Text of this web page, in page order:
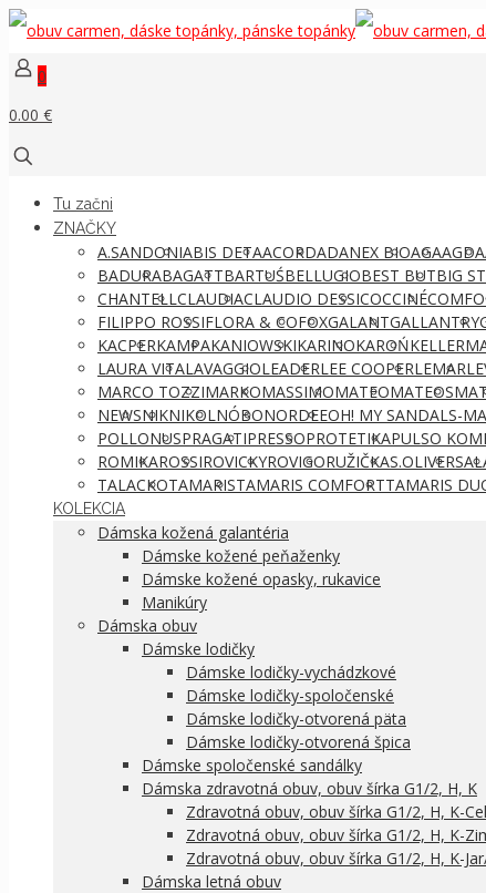
0
0.00 €
Tu začni
ZNAČKY
A.SANDONIABIS DETAACORDADANEX BIOAGAAGDA
BADURABAGATTBARTUŚBELLUGIOBEST BUTBIG
CHANTELLCLAUDIACLAUDIO DESSICOCCINÉ
FILIPPO ROSSIFLORA & COFOXGALANTGALLANTRY
KACPERKAMPAKANIOWSKIKARINOKAROŃ
LAURA VITALAVAGGIOLEADERLEE COOPERLEMAR
MARCO TOZZIMARKOMASSIMOMATEOMATEOS
NEWSNIKNIKOLNÓBONORDEEOH! MY SANDALS-
POLLONUSPRAGATIPRESSOPROTETIKAPULSO
ROMIKAROSSIROVICKYROVIGORUŽIČKAS.OLIVER
TALACKOTAMARISTAMARIS COMFORTTAMARIS
KOLEKCIA
Dámska kožená galantéria
Dámske kožené peňaženky
Dámske kožené opasky, rukavice
Manikúry
Dámska obuv
Dámske lodičky
Dámske lodičky-vychádzkové
Dámske lodičky-spoločenské
Dámske lodičky-otvorená päta
Dámske lodičky-otvorená špica
Dámske spoločenské sandálky
Dámska zdravotná obuv, obuv šírka G1/2, H, K
Zdravotná obuv, obuv šírka G1/2, H, K-
Zdravotná obuv, obuv šírka G1/2, H, K-
Zdravotná obuv, obuv šírka G1/2, H, K-
Dámska letná obuv